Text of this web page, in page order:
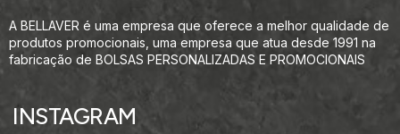
A BELLAVER é uma empresa que oferece a melhor qualidade de
produtos promocionais, uma empresa que atua desde 1991 na
fabricação de BOLSAS PERSONALIZADAS E PROMOCIONAIS
INSTAGRAM